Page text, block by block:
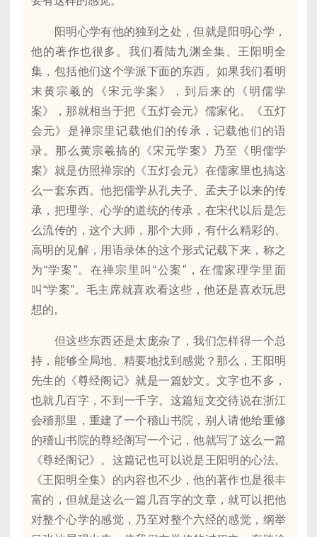
阳明心学有他的独到之处，但就是阳明心学，
他的著作也很多。我们看陆九渊全集、王阳明全
集，包括他们这个学派下面的东西。如果我们看明
末黄宗羲的《宋元学案》，到后来的《明儒学
案》，那就相当于把《五灯会元》儒家化。《五灯
会元》是禅宗里记载他们的传承，记载他们的语
录。那么黄宗羲搞的《宋元学案》乃至《明儒学
案》就是仿照禅宗的《五灯会元》在儒家里也搞这
么一套东西。他把儒学从孔夫子、孟夫子以来的传
承，把理学、心学的道统的传承，在宋代以后是怎
么流传的，这个大师，那个大师，有什么精彩的、
高明的见解，用语录体的这个形式记载下来，称之
为“学案”。在禅宗里叫“公案”，在儒家理学里面
叫“学案”。毛主席就喜欢看这些，他还是喜欢玩思
想的。
但这些东西还是太庞杂了，我们怎样得一个总
持，能够全局地、精要地找到感觉？那么，王阳明
先生的《尊经阁记》就是一篇妙文。文字也不多，
也就几百字，不到一千字。这篇短文交待说在浙江
会稽那里，重建了一个稽山书院，别人请他给重修
的稽山书院的尊经阁写一个记，他就写了这么一篇
《尊经阁记》。这篇记也可以说是王阳明的心法。
《王阳明全集》的内容也不少，他的著作也是很丰
富的，但就是这么一篇几百字的文章，就可以把他
对整个心学的感觉，乃至对整个六经的感觉，纲举